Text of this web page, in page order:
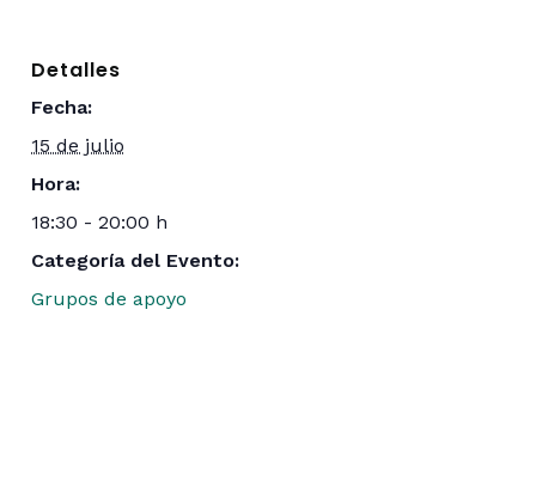
Detalles
Fecha:
15 de julio
Hora:
18:30 - 20:00 h
Categoría del Evento:
Grupos de apoyo